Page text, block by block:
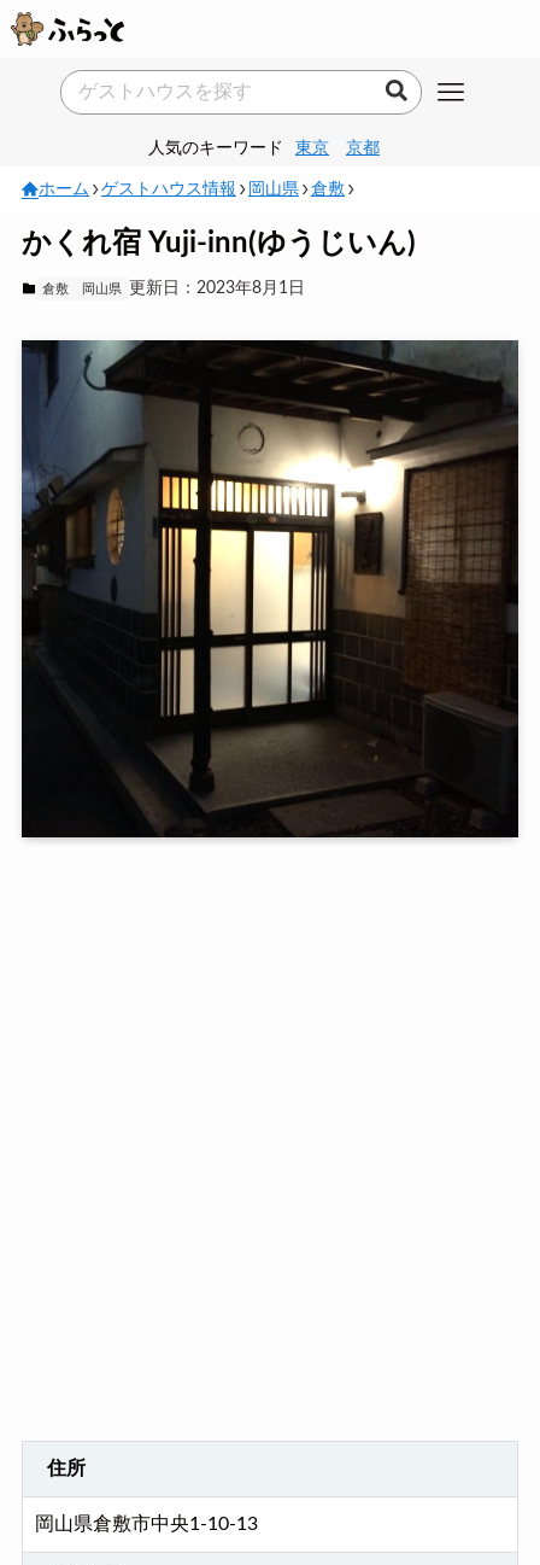
人気のキーワード 東京 京都
ホーム ゲストハウス情報 岡山県 倉敷
かくれ宿 Yuji-inn(ゆうじいん)
倉敷 岡山県 更新日：2023年8月1日
住所
岡山県倉敷市中央1-10-13